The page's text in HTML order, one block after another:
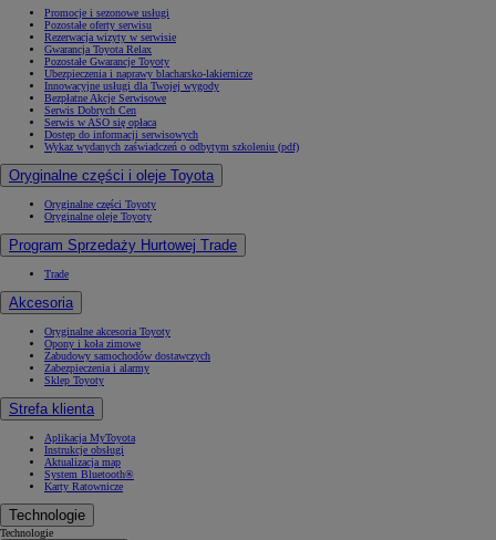
Promocje i sezonowe usługi
Pozostałe oferty serwisu
Rezerwacja wizyty w serwisie
Gwarancja Toyota Relax
Pozostałe Gwarancje Toyoty
Ubezpieczenia i naprawy blacharsko-lakiernicze
Innowacyjne usługi dla Twojej wygody
Bezpłatne Akcje Serwisowe
Serwis Dobrych Cen
Serwis w ASO się opłaca
Dostęp do informacji serwisowych
Wykaz wydanych zaświadczeń o odbytym szkoleniu (pdf)
Oryginalne części i oleje Toyota
Oryginalne części Toyoty
Oryginalne oleje Toyoty
Program Sprzedaży Hurtowej Trade
Trade
Akcesoria
Oryginalne akcesoria Toyoty
Opony i koła zimowe
Zabudowy samochodów dostawczych
Zabezpieczenia i alarmy
Sklep Toyoty
Strefa klienta
Aplikacja MyToyota
Instrukcje obsługi
Aktualizacja map
System Bluetooth®
Karty Ratownicze
Technologie
Technologie